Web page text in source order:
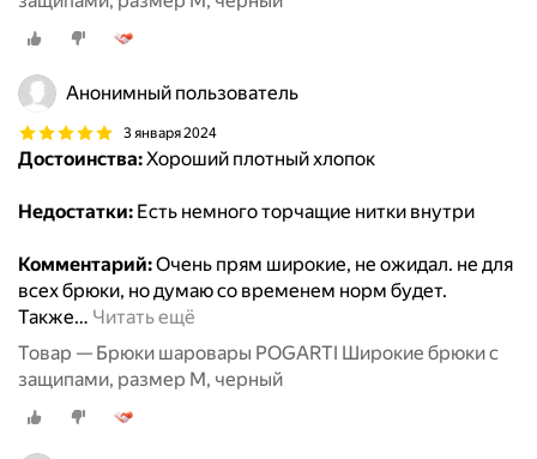
Анонимный пользователь
3 января 2024
Достоинства:Хороший плотный хлопок
Недостатки: Есть немного торчащие нитки внутри
Комментарий:Очень прям широкие, не ожидал. не для
всех брюки, но думаю со временем норм будет.
Также… Читать ещё
Товар — Брюки шаровары POGARTI Широкие брюки с
защипами, размер M, черный